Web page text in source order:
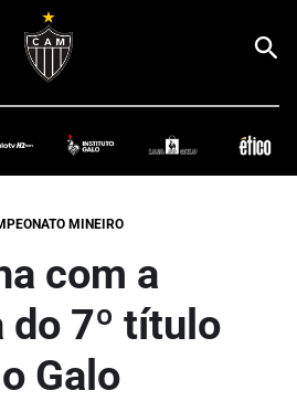
MINEIRO
com a
do 7º título
Galo